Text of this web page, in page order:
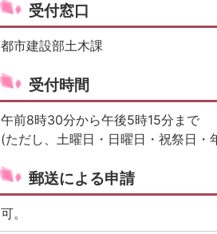
受付窓口
都市建設部土木課
受付時間
午前8時30分から午後5時15分まで
(ただし、土曜日・日曜日・祝祭日・
郵送による申請
可。